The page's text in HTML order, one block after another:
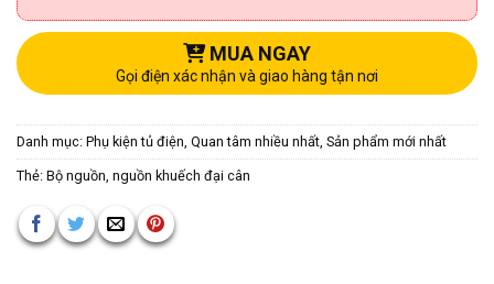
MUA NGAY
Gọi điện xác nhận và giao hàng tận nơi
Danh mục: Phụ kiện tủ điện Quan tâm nhiều nhất Sản phẩm mới nhất
Thẻ: Bộ nguồn nguồn khuếch đại cân